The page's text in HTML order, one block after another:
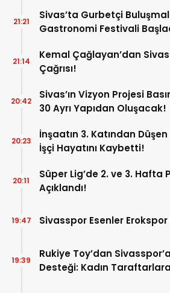
Sivas’ta Gurbetçi
Gastronomi Festivali
21:21
Kemal Çağlayan’dan
Çağrısı!
21:14
Sivas’ın Vizyon Projesi
30 Ayrı Yapıdan Oluşacak!
20:42
İnşaatın 3. Katından Düşen
İşçi Hayatını Kaybetti!
20:23
Süper Lig’de 2. ve 3. Hafta
Açıklandı!
20:11
Sivasspor Esenler Erokspor
19:47
Rukiye Toy’dan
Desteği: Kadın
19:39